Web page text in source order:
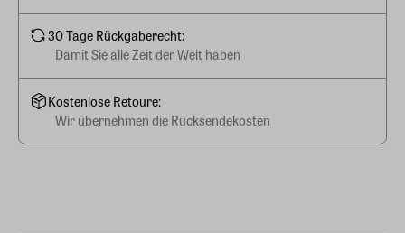
30 Tage Rückgaberecht:
Damit Sie alle Zeit der Welt haben
Kostenlose Retoure:
Wir übernehmen die Rücksendekosten